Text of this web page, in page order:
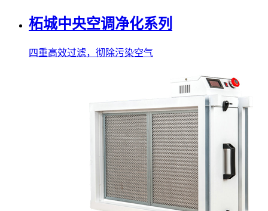
柘城中央空调净化系列
四重高效过滤，彻除污染空气